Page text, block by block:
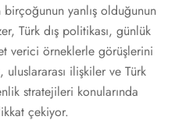
birçoğunun yanlış olduğunun
Türk dış politikası, günlük
verici örneklerle görüşlerini
uluslararası ilişkiler ve Türk
stratejileri konularında
çekiyor.